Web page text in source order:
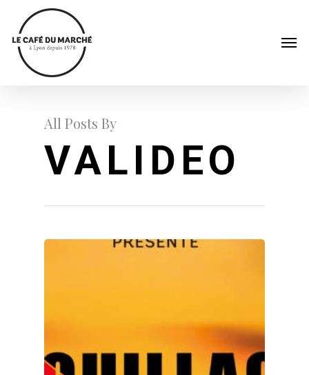
All Posts By
VALIDEO